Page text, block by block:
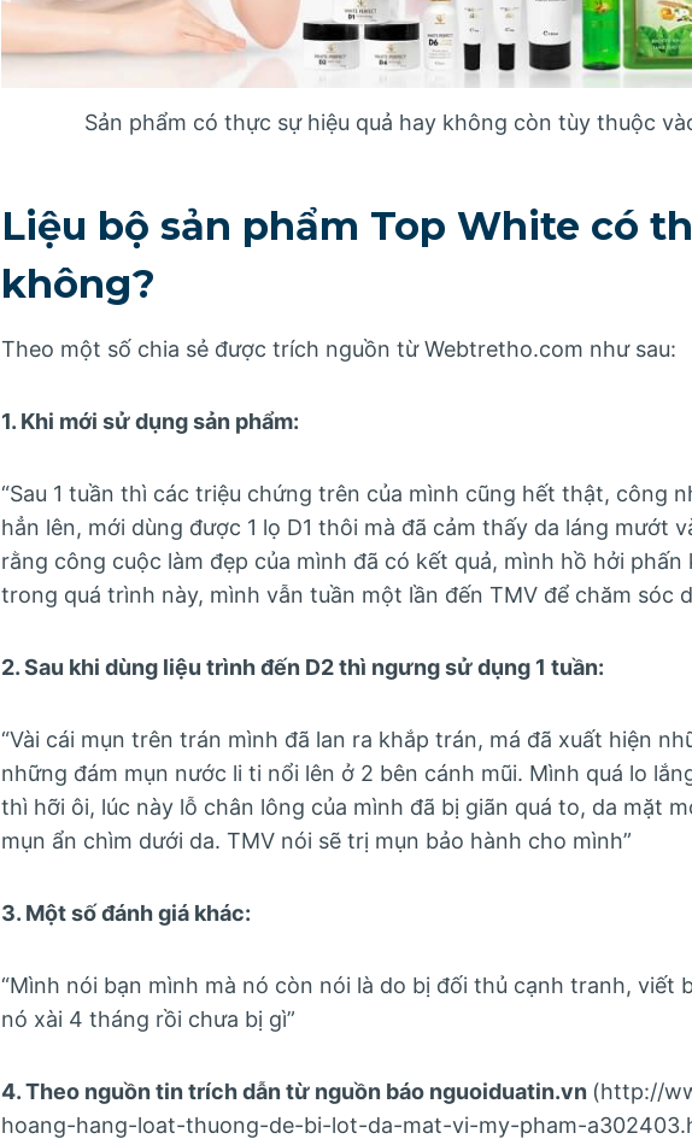
Sản phẩm có thực sự hiệu quả hay không còn tùy thuộc
Liệu bộ sản phẩm Top White có
không?
Theo một số chia sẻ được trích nguồn từ Webtretho.com như sau:
1. Khi mới sử dụng sản phẩm:
“Sau 1 tuần thì các triệu chứng trên của mình cũng hết thật, công
hẳn lên, mới dùng được 1 lọ D1 thôi mà đã cảm thấy da láng mướt
rằng công cuộc làm đẹp của mình đã có kết quả, mình hồ hởi phấn
trong quá trình này, mình vẫn tuần một lần đến TMV để chăm sóc
2. Sau khi dùng liệu trình đến D2 thì ngưng sử dụng 1 tuần:
“Vài cái mụn trên trán mình đã lan ra khắp trán, má đã xuất hiện
những đám mụn nước li ti nổi lên ở 2 bên cánh mũi. Mình quá lo
thì hỡi ôi, lúc này lỗ chân lông của mình đã bị giãn quá to, da mặt
mụn ẩn chìm dưới da. TMV nói sẽ trị mụn bảo hành cho mình”
3. Một số đánh giá khác:
“Mình nói bạn mình mà nó còn nói là do bị đối thủ cạnh tranh, viết
nó xài 4 tháng rồi chưa bị gì”
4. Theo nguồn tin trích dẫn từ nguồn báo nguoiduatin.vn (http://
hoang-hang-loat-thuong-de-bi-lot-da-mat-vi-my-pham-